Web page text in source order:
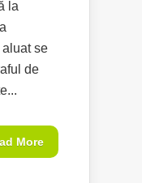
la
se
de
More